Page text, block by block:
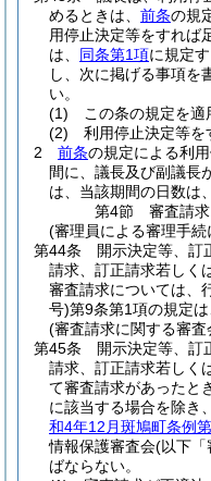
めるときは、 前条の規
用停止決定等をすれば
は、 同条第1項に規定
し、次に掲げる事項を
い。
(1)
この条の規定を
(2)
利用停止決定等を
2
前条の規定による利
間に、議長及び副議長
は、当該期間の日数は、
第4節
審査請求
(審理員による審理手
第44条
開示決定等、訂
請求、訂正請求若しく
審査請求については、
号)第9条第1項の規定は
(審査請求に関する審査
第45条
開示決定等、訂
請求、訂正請求若しく
て審査請求があったと
に該当する場合を除き、
和4年12月斑鳩町条例
情報保護審査会(以下「
ばならない。